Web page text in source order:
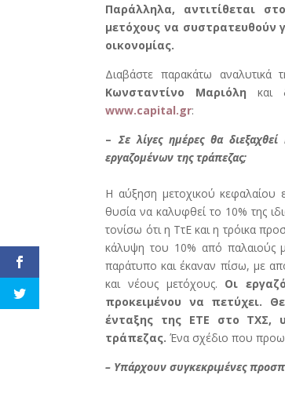
Παράλληλα, αντιτίθεται
μετόχους να συστρατευθούν
οικονομίας.
Διαβάστε παρακάτω αναλυτικά
Κωνσταντίνο Μαριόλη και
www.capital.gr:
– Σε λίγες ημέρες θα
εργαζομένων της τράπεζας;
Η αύξηση μετοχικού κεφαλαίου
θυσία να καλυφθεί το 10% της
τονίσω ότι η ΤτΕ και η τρόικα
κάλυψη του 10% από παλαιούς
παράτυπο και έκαναν πίσω, με
και νέους μετόχους. Οι
προκειμένου να πετύχει.
ένταξης της ΕΤΕ στο ΤΧΣ,
τράπεζας. Ένα σχέδιο που
– Υπάρχουν συγκεκριμένες